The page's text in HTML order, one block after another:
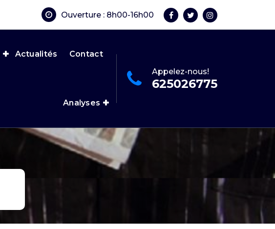
Ouverture : 8h00-16h00
Actualités Contact
Analyses
Appelez-nous!
625026775